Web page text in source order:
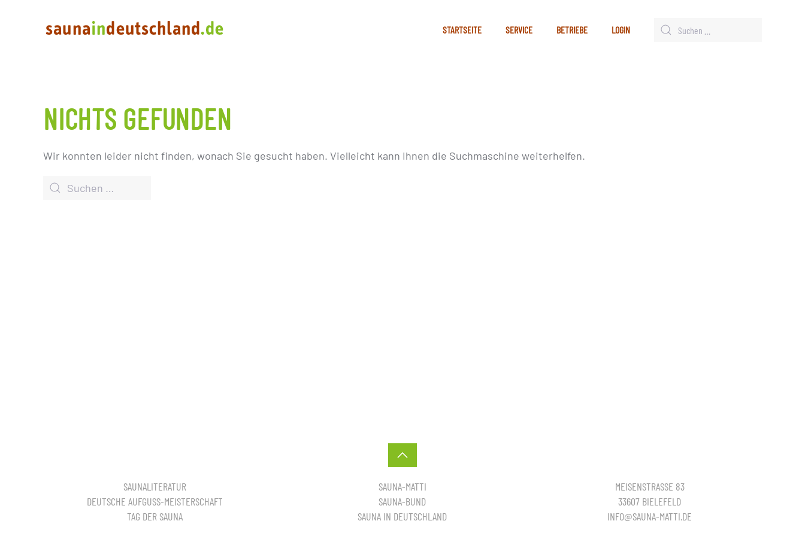
STARTSEITE SERVICE BETRIEBE LOGIN
NICHTS GEFUNDEN
Wir konnten leider nicht finden, wonach Sie gesucht haben. Vielleicht kann Ihnen die Suchmaschine weiterhelfen.
SAUNALITERATUR
DEUTSCHE AUFGUSS-MEISTERSCHAFT
TAG DER SAUNA
SAUNA-MATTI
SAUNA-BUND
SAUNA IN DEUTSCHLAND
MEISENSTRASSE 83
33607 BIELEFELD
INFO@SAUNA-MATTI.DE